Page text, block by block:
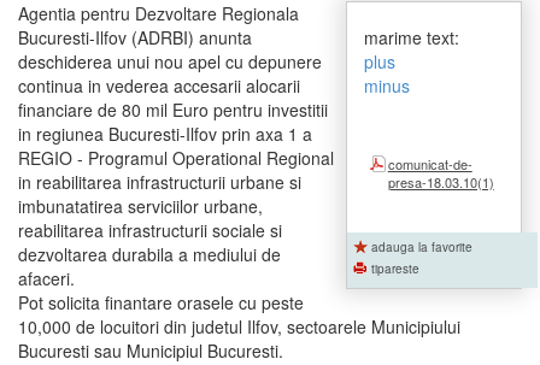
marime text:
plus
minus
comunicat-de-
presa-18.03.10(1)
adauga la favorite
tipareste
Agentia pentru Dezvoltare Regionala
Bucuresti-Ilfov (ADRBI) anunta
deschiderea unui nou apel cu depunere
continua in vederea accesarii alocarii
financiare de 80 mil Euro pentru investitii
in regiunea Bucuresti-Ilfov prin axa 1 a
REGIO - Programul Operational Regional
in reabilitarea infrastructurii urbane si
imbunatatirea serviciilor urbane,
reabilitarea infrastructurii sociale si
dezvoltarea durabila a mediului de
afaceri.
Pot solicita finantare orasele cu peste
10,000 de locuitori din judetul Ilfov, sectoarele Municipiului
Bucuresti sau Municipiul Bucuresti.